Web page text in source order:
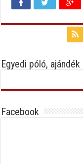
Egyedi póló, ajándék
Facebook